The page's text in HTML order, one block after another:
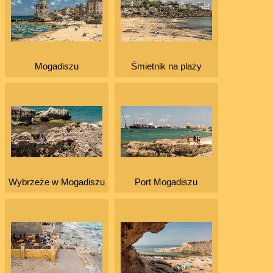
Mogadiszu Śmietnik na plaży
Wybrzeże w Mogadiszu Port Mogadiszu